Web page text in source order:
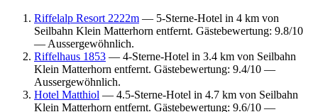
Riffelalp Resort 2222m — 5-Sterne-Hotel in 4 km von
Seilbahn Klein Matterhorn entfernt. Gästebewertung: 9.8/10
— Aussergewöhnlich.
Riffelhaus 1853 — 4-Sterne-Hotel in 3.4 km von Seilbahn
Klein Matterhorn entfernt. Gästebewertung: 9.4/10 —
Aussergewöhnlich.
Hotel Matthiol — 4.5-Sterne-Hotel in 4.7 km von Seilbahn
Klein Matterhorn entfernt. Gästebewertung: 9.6/10 —